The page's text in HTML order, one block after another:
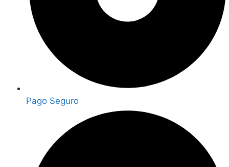
Pago Seguro